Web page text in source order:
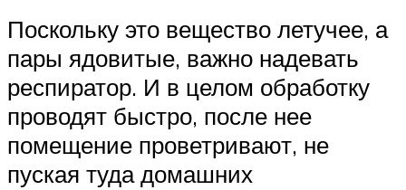
Поскольку это вещество летучее, а
пары ядовитые, важно надевать
респиратор. И в целом обработку
проводят быстро, после нее
помещение проветривают, не
пуская туда домашних